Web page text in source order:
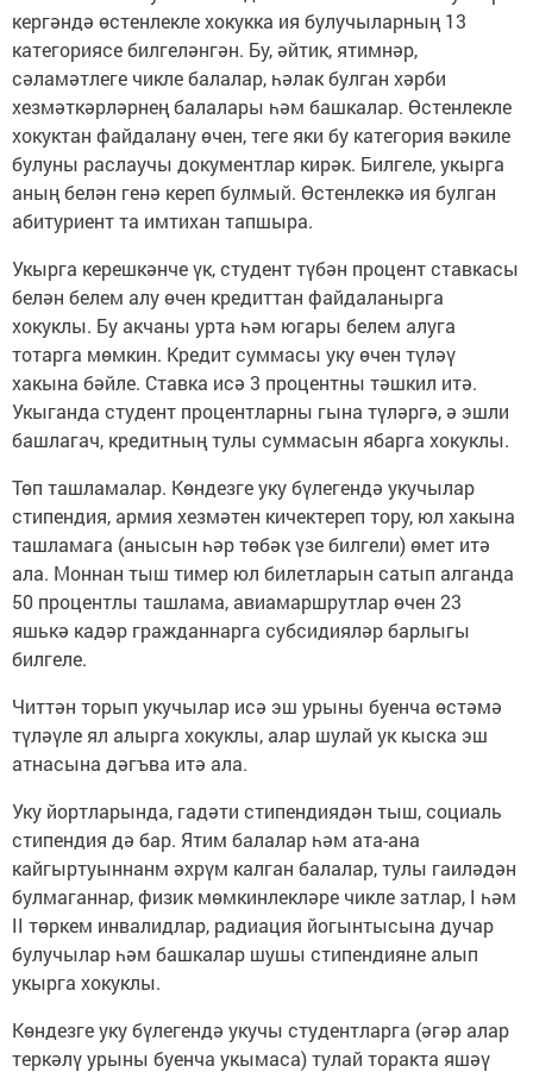
кергәндә өстенлекле хокукка ия булучыларның 13
категориясе билгеләнгән. Бу, әйтик, ятимнәр,
сәламәтлеге чикле балалар, һәлак булган хәрби
хезмәткәрләрнең балалары һәм башкалар. Өстенлекле
хокуктан файдалану өчен, теге яки бу категория вәкиле
булуны раслаучы документлар кирәк. Билгеле, укырга
аның белән генә кереп булмый. Өстенлеккә ия булган
абитуриент та имтихан тапшыра.
Укырга керешкәнче үк, студент түбән процент ставкасы
белән белем алу өчен кредиттан файдаланырга
хокуклы. Бу акчаны урта һәм югары белем алуга
тотарга мөмкин. Кредит суммасы уку өчен түләү
хакына бәйле. Ставка исә 3 процентны тәшкил итә.
Укыганда студент процентларны гына түләргә, ә эшли
башлагач, кредитның тулы суммасын ябарга хокуклы.
Төп ташламалар. Көндезге уку бүлегендә укучылар
стипендия, армия хезмәтен кичектереп тору, юл хакына
ташламага (анысын һәр төбәк үзе билгели) өмет итә
ала. Моннан тыш тимер юл билетларын сатып алганда
50 процентлы ташлама, авиамаршрутлар өчен 23
яшькә кадәр гражданнарга субсидияләр барлыгы
билгеле.
Читтән торып укучылар исә эш урыны буенча өстәмә
түләүле ял алырга хокуклы, алар шулай ук кыска эш
атнасына дәгъва итә ала.
Уку йортларында, гадәти стипендиядән тыш, социаль
стипендия дә бар. Ятим балалар һәм ата-ана
кайгыртуыннанм әхрүм калган балалар, тулы гаиләдән
булмаганнар, физик мөмкинлекләре чикле затлар, I һәм
II төркем инвалидлар, радиация йогынтысына дучар
булучылар һәм башкалар шушы стипендияне алып
укырга хокуклы.
Көндезге уку бүлегендә укучы студентларга (әгәр алар
теркәлү урыны буенча укымаса) тулай торакта яшәү